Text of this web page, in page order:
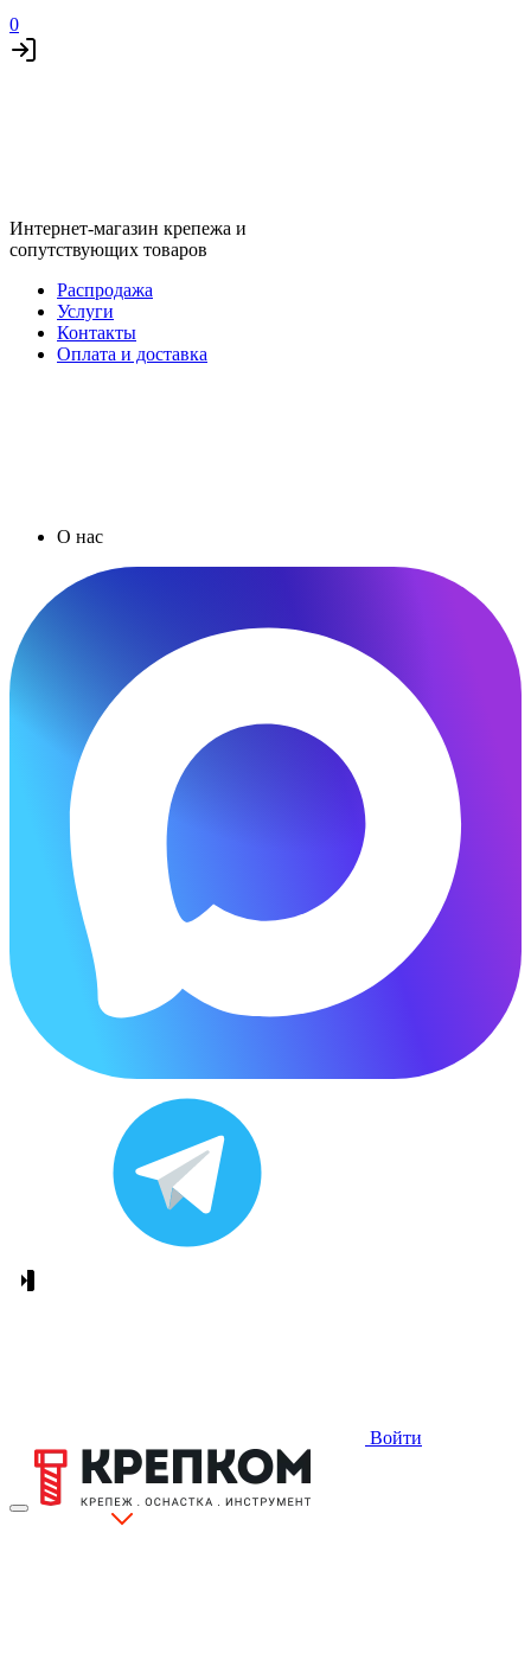
0
Интернет-магазин крепежа и
сопутствующих товаров
Распродажа
Услуги
Контакты
Оплата и доставка
О нас
Войти